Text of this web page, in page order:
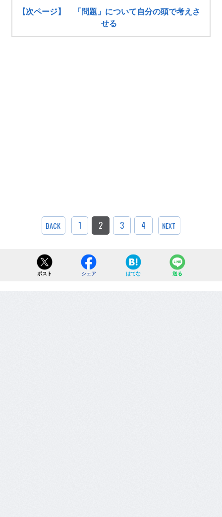
【次ページ】 「問題」について自分の頭で考えさ
せる
BACK 1 2 3 4 NEXT
ポスト シェア はてな 送る